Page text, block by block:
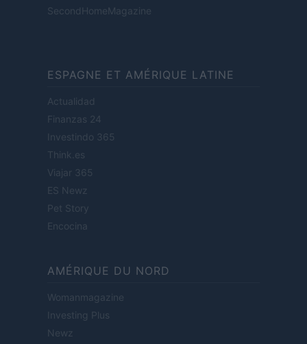
SecondHomeMagazine
ESPAGNE ET AMÉRIQUE LATINE
Actualidad
Finanzas 24
Investindo 365
Think.es
Viajar 365
ES Newz
Pet Story
Encocina
AMÉRIQUE DU NORD
Womanmagazine
Investing Plus
Newz